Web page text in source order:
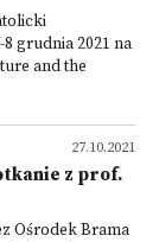
grudnia 2021 na
and the
27.10.2021
z prof.
Ośrodek Brama